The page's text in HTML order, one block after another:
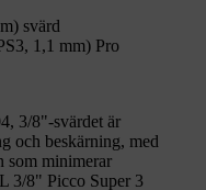
svärd
1,1 mm) Pro
3/8"-svärdet är
och beskärning, med
som minimerar
3/8" Picco Super 3